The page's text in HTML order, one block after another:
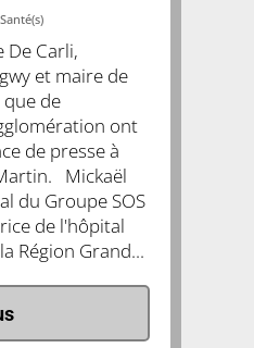
Santé(s)
De Carli,
et maire de
de
ont
de presse à
Mickaël
du Groupe SOS
de l'hôpital
Région Grand...